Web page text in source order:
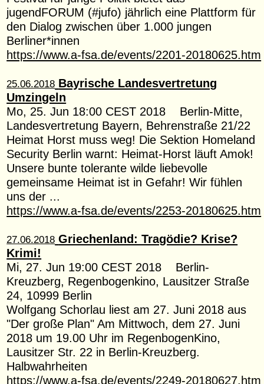
jugendFORUM (#jufo) jährlich eine Plattform für
den Dialog zwischen über 1.000 jungen
Berliner*innen
https://www.a-fsa.de/events/2201-20180625.htm
25.06.2018 Bayrische Landesvertretung
Umzingeln
Mo, 25. Jun 18:00 CEST 2018 Berlin-Mitte,
Landesvertretung Bayern, Behrenstraße 21/22
Heimat Horst muss weg! Die Sektion Homeland
Security Berlin warnt: Heimat-Horst läuft Amok!
Unsere bunte tolerante wilde liebevolle
gemeinsame Heimat ist in Gefahr! Wir fühlen
uns der ...
https://www.a-fsa.de/events/2253-20180625.htm
27.06.2018 Griechenland: Tragödie? Krise?
Krimi!
Mi, 27. Jun 19:00 CEST 2018 Berlin-
Kreuzberg, Regenbogenkino, Lausitzer Straße
24, 10999 Berlin
Wolfgang Schorlau liest am 27. Juni 2018 aus
"Der große Plan" Am Mittwoch, dem 27. Juni
2018 um 19.00 Uhr im RegenbogenKino,
Lausitzer Str. 22 in Berlin-Kreuzberg.
Halbwahrheiten
https://www.a-fsa.de/events/2249-20180627.htm